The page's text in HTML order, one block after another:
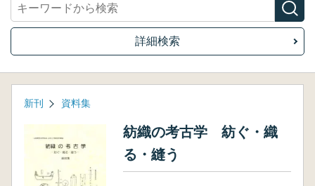
詳細検索
新刊 資料集
紡織の考古学 紡ぐ・織
る・縫う